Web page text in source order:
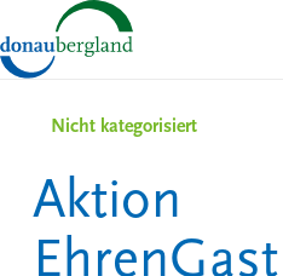
to
main
Nicht kategorisiert
Aktion